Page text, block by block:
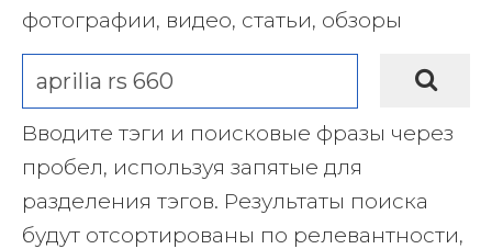
фотографии, видео, статьи, обзоры
Вводите тэги и поисковые фразы через
пробел, используя запятые для
разделения тэгов. Результаты поиска
будут отсортированы по релевантности,